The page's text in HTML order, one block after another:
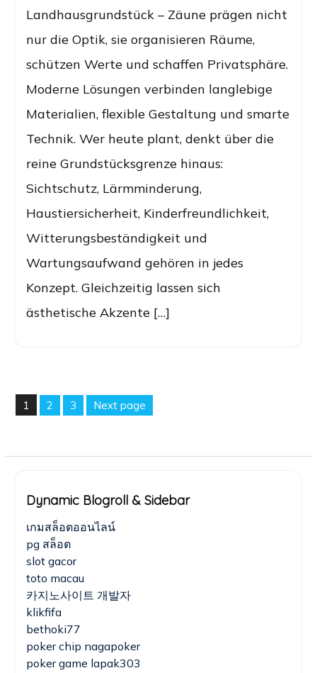
Landhausgrundstück – Zäune prägen nicht
nur die Optik, sie organisieren Räume,
schützen Werte und schaffen Privatsphäre.
Moderne Lösungen verbinden langlebige
Materialien, flexible Gestaltung und smarte
Technik. Wer heute plant, denkt über die
reine Grundstücksgrenze hinaus:
Sichtschutz, Lärmminderung,
Haustiersicherheit, Kinderfreundlichkeit,
Witterungsbeständigkeit und
Wartungsaufwand gehören in jedes
Konzept. Gleichzeitig lassen sich
ästhetische Akzente […]
Posts
pagination
Page
1 Page
2 Page
3 Next page
Dynamic Blogroll & Sidebar
เกมสล็อตออนไลน์
pg สล็อต
slot gacor
toto macau
카지노사이트 개발자
klikfifa
bethoki77
poker chip nagapoker
poker game lapak303